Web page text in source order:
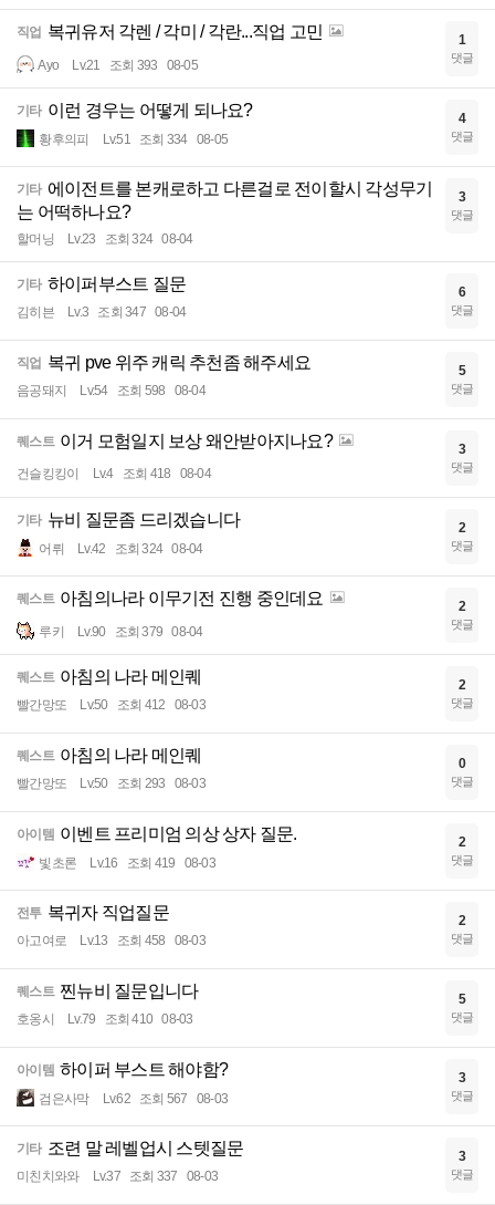
직업 복귀유저 각렌 / 각미 / 각란...직업 고민
Ayo Lv.21 조회 393 08-05
1
댓글
기타 이런 경우는 어떻게 되나요?
황후의피 Lv.51 조회 334 08-05
4
댓글
기타 에이전트를 본캐로하고 다른걸로 전이할시 각성무기
는 어떡하나요?
할머닝 Lv.23 조회 324 08-04
3
댓글
기타 하이퍼부스트 질문
김히븐 Lv.3 조회 347 08-04
6
댓글
직업 복귀 pve 위주 캐릭 추천좀 해주세요
음공돼지 Lv.54 조회 598 08-04
5
댓글
퀘스트 이거 모험일지 보상 왜안받아지나요?
건슬킹킹이 Lv.4 조회 418 08-04
3
댓글
기타 뉴비 질문좀 드리겠습니다
어뤼 Lv.42 조회 324 08-04
2
댓글
퀘스트 아침의나라 이무기전 진행 중인데요
루키 Lv.90 조회 379 08-04
2
댓글
퀘스트 아침의 나라 메인퀘
빨간망또 Lv.50 조회 412 08-03
2
댓글
퀘스트 아침의 나라 메인퀘
빨간망또 Lv.50 조회 293 08-03
0
댓글
아이템 이벤트 프리미엄 의상 상자 질문.
빛초론 Lv.16 조회 419 08-03
2
댓글
전투 복귀자 직업질문
아고여로 Lv.13 조회 458 08-03
2
댓글
퀘스트 찐뉴비 질문입니다
호옹시 Lv.79 조회 410 08-03
5
댓글
아이템 하이퍼 부스트 해야함?
검은사막 Lv.62 조회 567 08-03
3
댓글
기타 조련 말 레벨업시 스텟질문
미친치와와 Lv.37 조회 337 08-03
3
댓글